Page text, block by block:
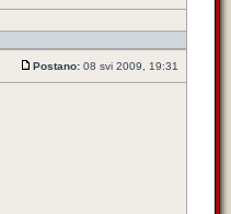
Postano: 08 svi 2009, 19:31